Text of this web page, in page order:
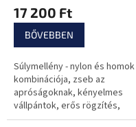
17 200 Ft
BŐVEBBEN
Súlymellény - nylon és homok
kombinációja, zseb az
apróságoknak, kényelmes
vállpántok, erős rögzítés,
dinamizmus és a kitartás